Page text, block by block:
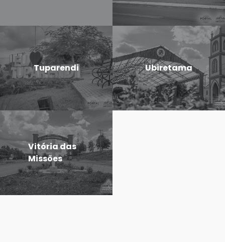
Tuparendi Ubiretama
Vitória das
Missões